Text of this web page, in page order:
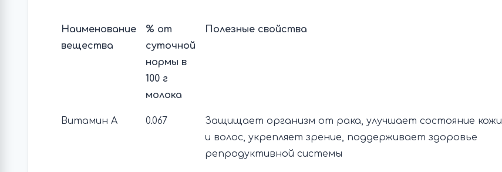
Наименование
вещества
% от
суточной
нормы в
100 г
молока
Полезные свойства
Витамин А 0.067
Защищает организм от рака, улучшает состояние кожи
и волос, укрепляет зрение, поддерживает здоровье
репродуктивной системы